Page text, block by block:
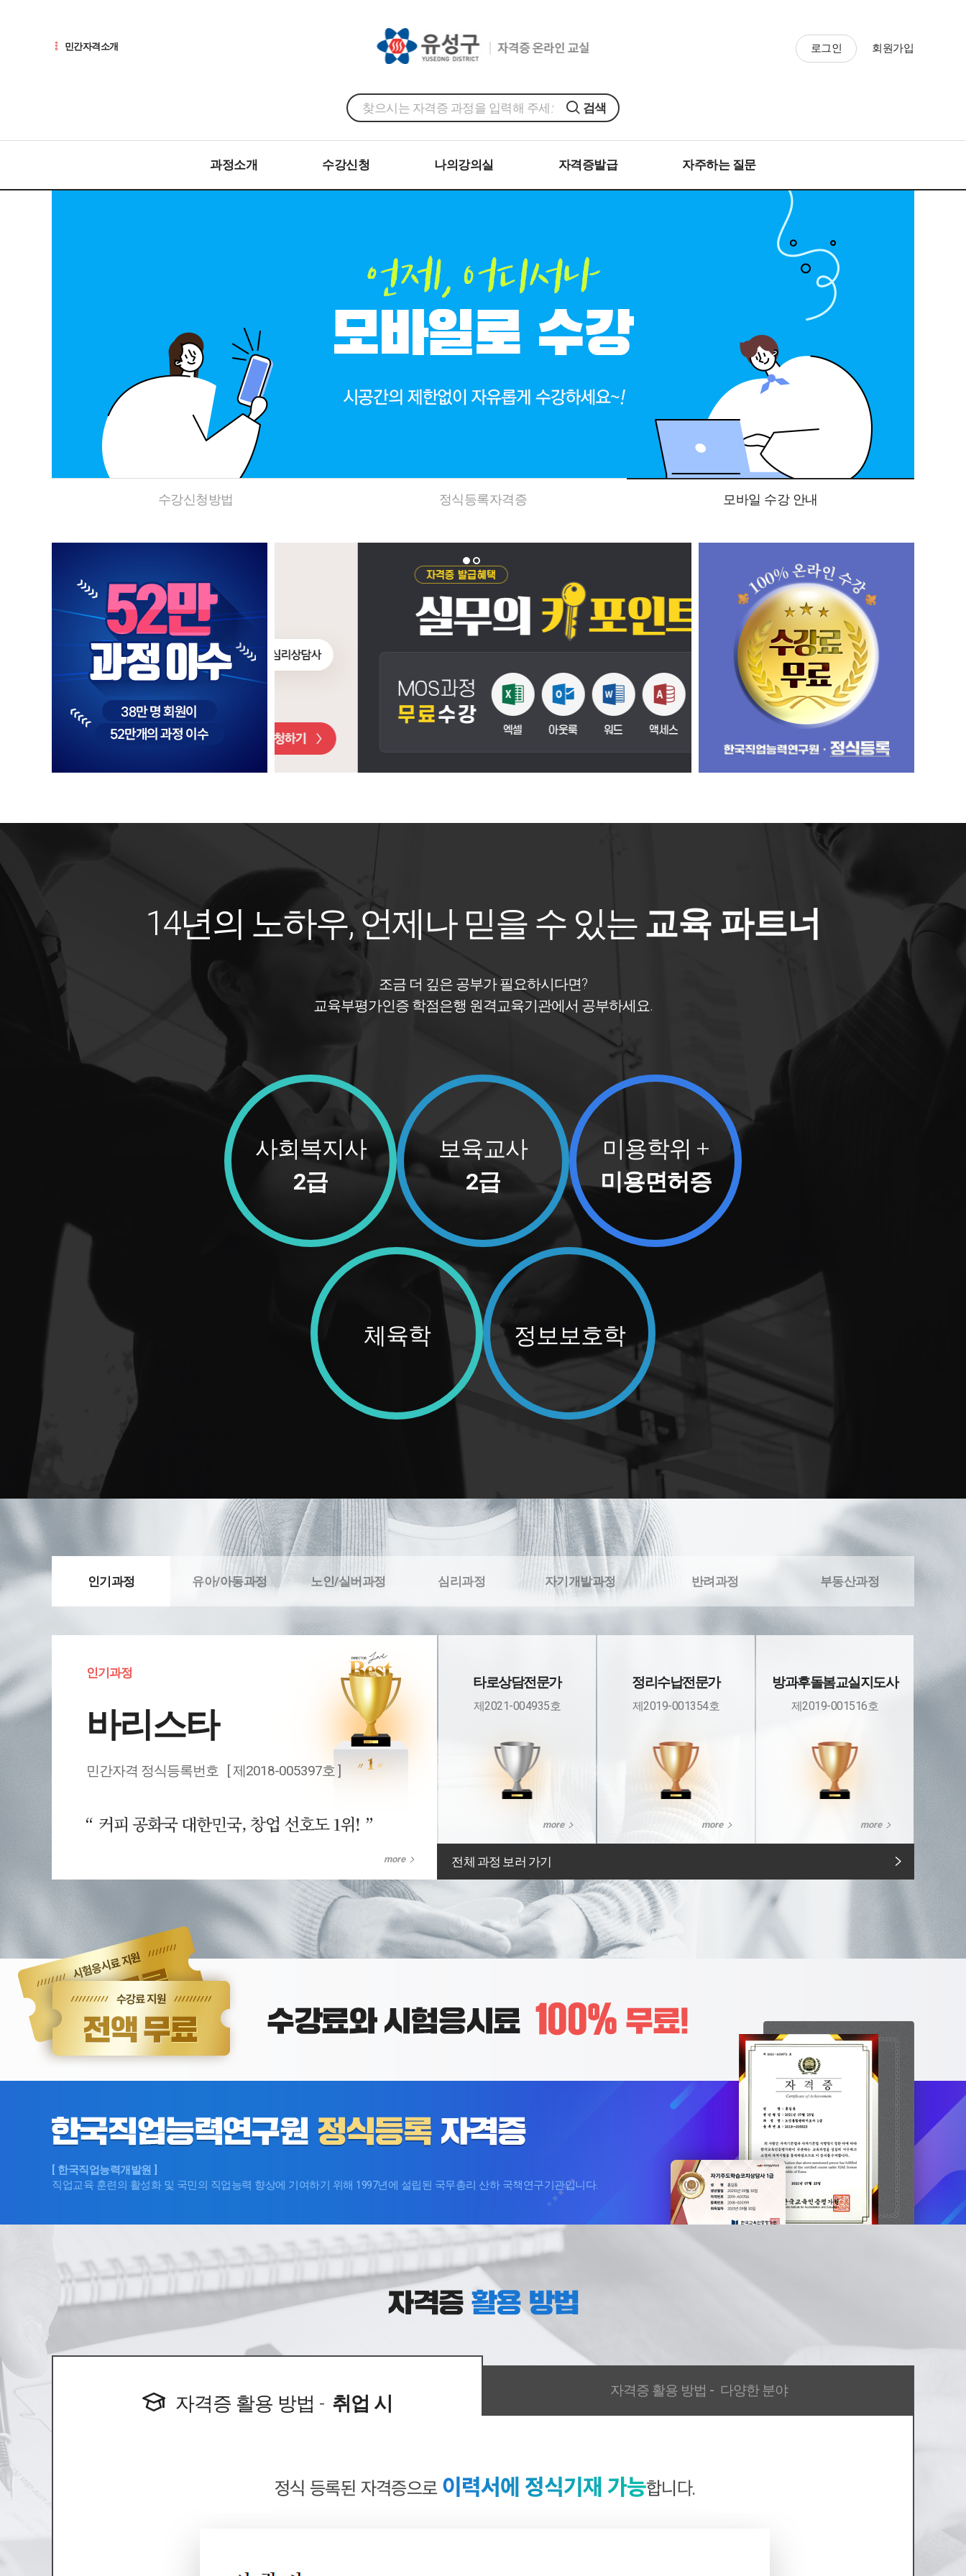
민간자격소개 로그인 회원가입
검색
과정소개 수강신청 나의강의실 자격증발급 자주하는 질문
수강신청방법 정식등록자격증 모바일 수강 안내
14년의 노하우, 언제나 믿을 수 있는 교육 파트너
조금 더 깊은 공부가 필요하시다면?
교육부평가인증 학점은행 원격교육기관에서 공부하세요.
사회복지사
2급
보육교사
2급
미용학위 +
미용면허증
체육학 정보보호학
인기과정 유아/아동과정 노인/실버과정 심리과정 자기개발과정 반려과정 부동산과정
인기과정
바리스타
민간자격 정식등록번호 [ 제2018-005397호 ]
커피 공화국 대한민국, 창업 선호도 1위!
more
타로상담전문가
제2021-004935호
more
정리수납전문가
제2019-001354호
more
방과후돌봄교실지도사
제2019-001516호
more
아동소통지도사
민간자격 정식등록번호 [ 제2023-002722호 ]
아동과 소통의 법칙을 아는거, 정말 중요!
아동발달전문지도사
제2019-002103호
독서지도사
제2019-000066호 제2019-002099호
more
노인/실버과정
요양병원관리사
민간자격 정식등록번호 [ 제2022-004332호 ]
요양병원 원무과 업무가 궁금한가요?
제2019-005523호
more
노인돌봄생활지원사
제2021-005442호
노인여가활동지도사
제2022-000769호
노인심리상담사 아동심리상담사 명리심리상담사
전체 과정 보러 가기
[ 한국직업능력개발원 ]
직업교육 훈련의 활성화 및 국민의 직업능력 향상에 기여하기 위해 1997년에 설립된 국무총리 산하 국책연구기관입니다.
자격증 활용 방법 - 취업 시
자격증 활용 방법 - 다양한 분야